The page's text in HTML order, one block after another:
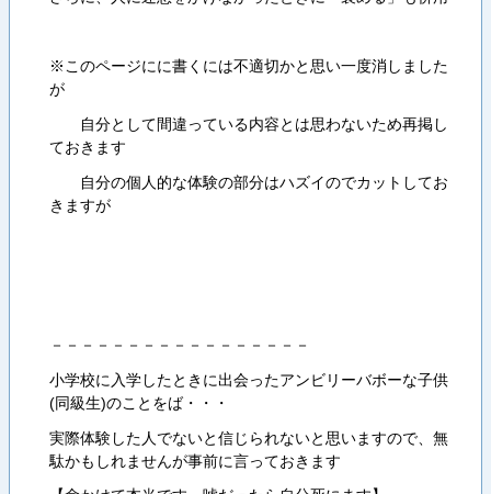
※このページにに書くには不適切かと思い一度消しました
が
自分として間違っている内容とは思わないため再掲し
ておきます
自分の個人的な体験の部分はハズイのでカットしてお
きますが
－－－－－－－－－－－－－－－－－
小学校に入学したときに出会ったアンビリーバボーな子供
(同級生)のことをば・・・
実際体験した人でないと信じられないと思いますので、無
駄かもしれませんが事前に言っておきます